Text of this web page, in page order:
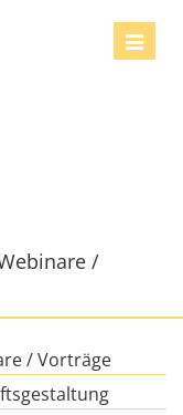
Toggle
/
/ Vorträge